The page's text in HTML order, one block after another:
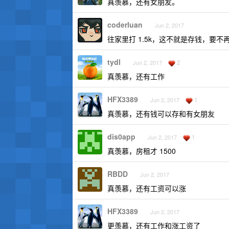
coderluan Jun 2, 2017
往家里打 1.5k，这不就是存钱，要不
tydl Jun 2, 2017 2
真羡慕，还有工作
HFX3389 Jun 2, 2017 1
真羡慕，还有钱可以存和有女朋友
dis0app Jun 2, 2017 1
真羡慕，房租才 1500
RBDD Jun 2, 2017
真羡慕，还有工资可以涨
HFX3389 Jun 2, 2017
更羡慕，还有工作和涨工资了